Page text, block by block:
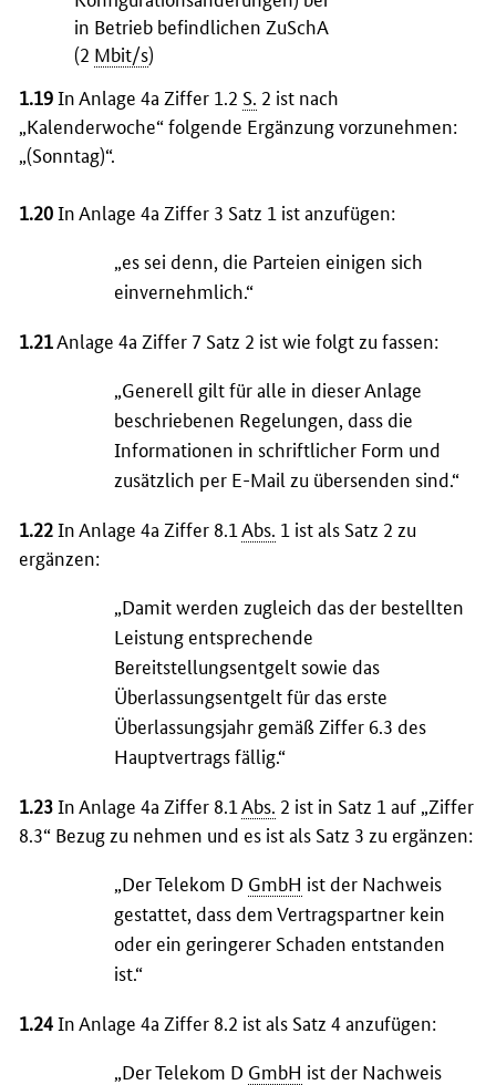
in Betrieb befindlichen ZuSchA
(2 Mbit/s)
1.19In Anlage 4a Ziffer 1.2 S. 2 ist nach
„Kalenderwoche“ folgende Ergänzung vorzunehmen:
„(Sonntag)“.
1.20In Anlage 4a Ziffer 3 Satz 1 ist anzufügen:
„es sei denn, die Parteien einigen sich
einvernehmlich.“
1.21 Anlage 4a Ziffer 7 Satz 2 ist wie folgt zu fassen:
„Generell gilt für alle in dieser Anlage
beschriebenen Regelungen, dass die
Informationen in schriftlicher Form und
zusätzlich per E-Mail zu übersenden sind.“
1.22In Anlage 4a Ziffer 8.1 Abs. 1 ist als Satz 2 zu
ergänzen:
„Damit werden zugleich das der bestellten
Leistung entsprechende
Bereitstellungsentgelt sowie das
Überlassungsentgelt für das erste
Überlassungsjahr gemäß Ziffer 6.3 des
Hauptvertrags fällig.“
1.23In Anlage 4a Ziffer 8.1 Abs. 2 ist in Satz 1 auf „Ziffer
8.3“ Bezug zu nehmen und es ist als Satz 3 zu ergänzen:
„Der Telekom D GmbH ist der Nachweis
gestattet, dass dem Vertragspartner kein
oder ein geringerer Schaden entstanden
ist.“
1.24In Anlage 4a Ziffer 8.2 ist als Satz 4 anzufügen:
„Der Telekom D GmbH ist der Nachweis